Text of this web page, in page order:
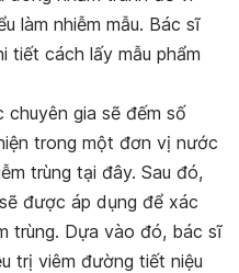
làm nhiễm mẫu. Bác sĩ
tiết cách lấy mẫu phẩm
chuyên gia sẽ đếm số
trong một đơn vị nước
trùng tại đây. Sau đó,
được áp dụng để xác
trùng. Dựa vào đó, bác sĩ
trị viêm đường tiết niệu